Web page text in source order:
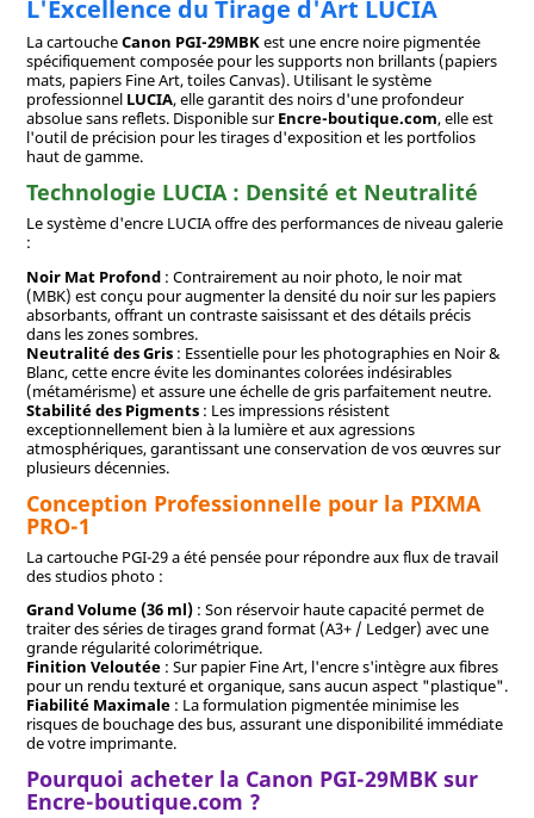
L'Excellence du Tirage d'Art LUCIA
La cartoucheCanon PGI-29MBKest une encre noire pigmentée
spécifiquement composée pour les supports non brillants (papiers
mats, papiers Fine Art, toiles Canvas). Utilisant le système
professionnel LUCIA, elle garantit des noirs d'une profondeur
absolue sans reflets. Disponible surEncre-boutique.com, elle est
l'outil de précision pour les tirages d'exposition et les portfolios
haut de gamme.
Technologie LUCIA : Densité et Neutralité
Le système d'encre LUCIA offre des performances de niveau galerie
:
Noir Mat Profond: Contrairement au noir photo, le noir mat
(MBK) est conçu pour augmenter la densité du noir sur les papiers
absorbants, offrant un contraste saisissant et des détails précis
dans les zones sombres.
Neutralité des Gris: Essentielle pour les photographies en Noir &
Blanc, cette encre évite les dominantes colorées indésirables
(métamérisme) et assure une échelle de gris parfaitement neutre.
Stabilité des Pigments: Les impressions résistent
exceptionnellement bien à la lumière et aux agressions
atmosphériques, garantissant une conservation de vos œuvres sur
plusieurs décennies.
Conception Professionnelle pour la PIXMA
PRO-1
La cartouche PGI-29 a été pensée pour répondre aux flux de travail
des studios photo :
Grand Volume (36 ml): Son réservoir haute capacité permet de
traiter des séries de tirages grand format (A3+ / Ledger) avec une
grande régularité colorimétrique.
Finition Veloutée: Sur papier Fine Art, l'encre s'intègre aux fibres
pour un rendu texturé et organique, sans aucun aspect "plastique".
Fiabilité Maximale: La formulation pigmentée minimise les
risques de bouchage des bus, assurant une disponibilité immédiate
de votre imprimante.
Pourquoi acheter la Canon PGI-29MBK sur
Encre-boutique.com ?